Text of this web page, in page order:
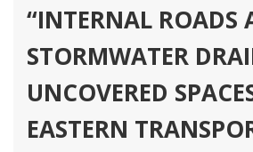
“INTERNAL ROADS
STORMWATER
UNCOVERED
EASTERN